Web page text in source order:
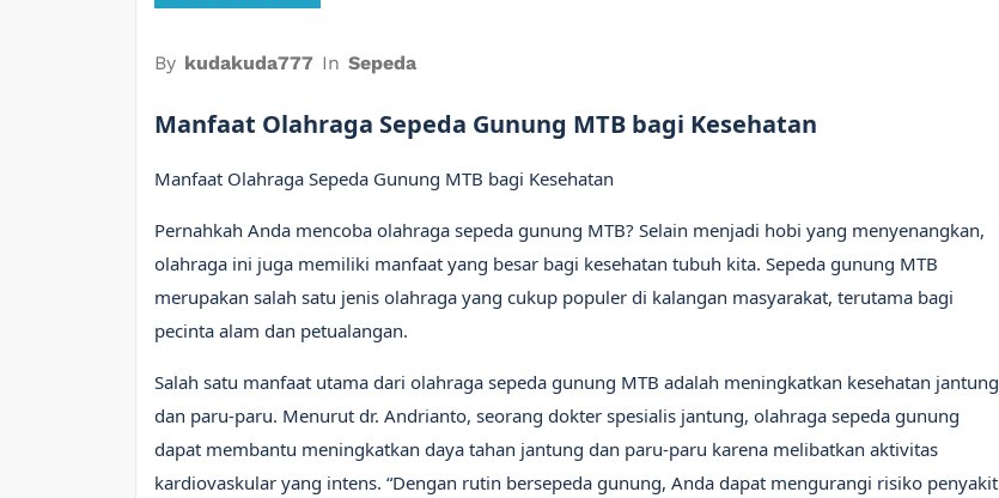
By kudakuda777 In Sepeda
Manfaat Olahraga Sepeda Gunung MTB bagi Kesehatan
Manfaat Olahraga Sepeda Gunung MTB bagi Kesehatan
Pernahkah Anda mencoba olahraga sepeda gunung MTB? Selain menjadi hobi yang menyenangkan,
olahraga ini juga memiliki manfaat yang besar bagi kesehatan tubuh kita. Sepeda gunung MTB
merupakan salah satu jenis olahraga yang cukup populer di kalangan masyarakat, terutama bagi
pecinta alam dan petualangan.
Salah satu manfaat utama dari olahraga sepeda gunung MTB adalah meningkatkan kesehatan jantung
dan paru-paru. Menurut dr. Andrianto, seorang dokter spesialis jantung, olahraga sepeda gunung
dapat membantu meningkatkan daya tahan jantung dan paru-paru karena melibatkan aktivitas
kardiovaskular yang intens. “Dengan rutin bersepeda gunung, Anda dapat mengurangi risiko penyakit